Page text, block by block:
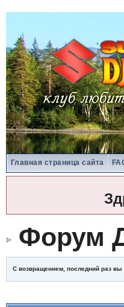
Главная страница сайта
Форум
С возвращением, последний раз вы